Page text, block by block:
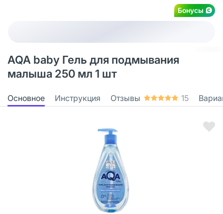
Бонусы
AQA baby Гель для подмывания
малыша 250 мл 1 шт
Основное Инструкция Отзывы 15